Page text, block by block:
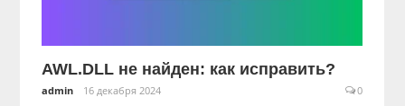
AWL.DLL не найден: как исправить?
admin 16 декабря 2024 0